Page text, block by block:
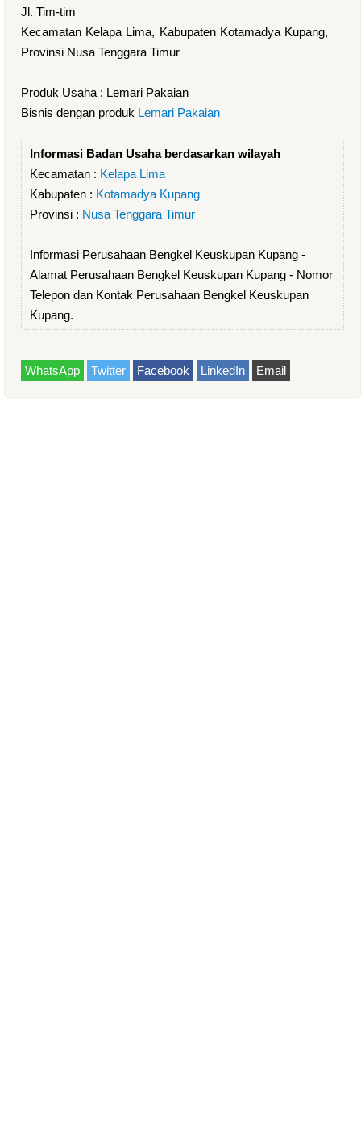
Jl. Tim-tim
Kecamatan Kelapa Lima, Kabupaten Kotamadya Kupang,
Provinsi Nusa Tenggara Timur
Produk Usaha : Lemari Pakaian
Bisnis dengan produk Lemari Pakaian
Informasi Badan Usaha berdasarkan wilayah
Kecamatan : Kelapa Lima
Kabupaten : Kotamadya Kupang
Provinsi : Nusa Tenggara Timur
Informasi Perusahaan Bengkel Keuskupan Kupang -
Alamat Perusahaan Bengkel Keuskupan Kupang - Nomor
Telepon dan Kontak Perusahaan Bengkel Keuskupan
Kupang.
WhatsApp Twitter Facebook LinkedIn Email